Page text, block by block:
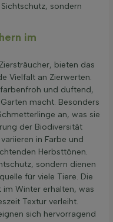
sondern
im
bieten das
Vielfalt an Zierwerten.
und duftend,
macht. Besonders
an, was sie
der Biodiversität
in Farbe und
Herbsttönen.
sondern dienen
für viele Tiere. Die
Winter erhalten, was
Textur verleiht.
sich hervorragend